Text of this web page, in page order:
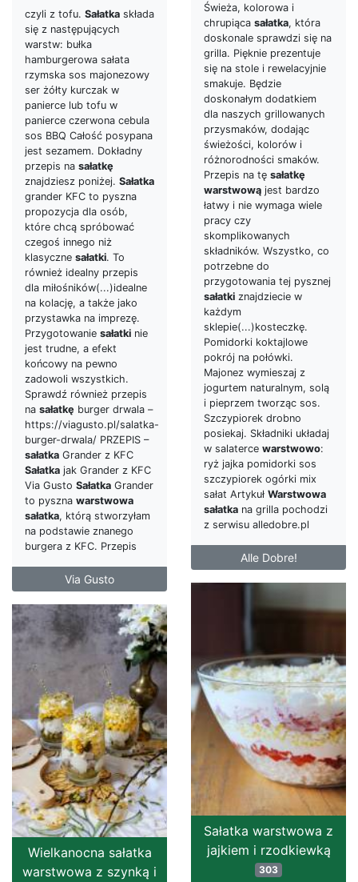
czyli z tofu. Sałatka składa
się z następujących
warstw: bułka
hamburgerowa sałata
rzymska sos majonezowy
ser żółty kurczak w
panierce lub tofu w
panierce czerwona cebula
sos BBQ Całość posypana
jest sezamem. Dokładny
przepis na sałatkę
znajdziesz poniżej. Sałatka
grander KFC to pyszna
propozycja dla osób,
które chcą spróbować
czegoś innego niż
klasyczne sałatki. To
również idealny przepis
dla miłośników(...)idealne
na kolację, a także jako
przystawka na imprezę.
Przygotowanie sałatki nie
jest trudne, a efekt
końcowy na pewno
zadowoli wszystkich.
Sprawdź również przepis
na sałatkę burger drwala –
https://viagusto.pl/salatka-
burger-drwala/ PRZEPIS –
sałatka Grander z KFC
Sałatka jak Grander z KFC
Via Gusto Sałatka Grander
to pyszna warstwowa
sałatka, którą stworzyłam
na podstawie znanego
burgera z KFC. Przepis
Via Gusto
Świeża, kolorowa i
chrupiąca sałatka, która
doskonale sprawdzi się na
grilla. Pięknie prezentuje
się na stole i rewelacyjnie
smakuje. Będzie
doskonałym dodatkiem
dla naszych grillowanych
przysmaków, dodając
świeżości, kolorów i
różnorodności smaków.
Przepis na tę sałatkę
warstwową jest bardzo
łatwy i nie wymaga wiele
pracy czy
skomplikowanych
składników. Wszystko, co
potrzebne do
przygotowania tej pysznej
sałatki znajdziecie w
każdym
sklepie(...)kosteczkę.
Pomidorki koktajlowe
pokrój na połówki.
Majonez wymieszaj z
jogurtem naturalnym, solą
i pieprzem tworząc sos.
Szczypiorek drobno
posiekaj. Składniki układaj
w salaterce warstwowo:
ryż jajka pomidorki sos
szczypiorek ogórki mix
sałat Artykuł Warstwowa
sałatka na grilla pochodzi
z serwisu alledobre.pl
Alle Dobre!
Sałatka warstwowa z
jajkiem i rzodkiewką
303
Wielkanocna sałatka
warstwowa z szynką i